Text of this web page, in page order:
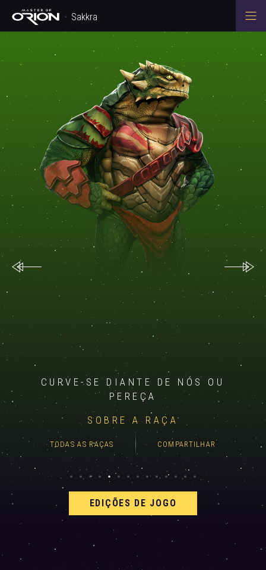
Sakkra
CURVE-SE DIANTE DE NÓS OU
PEREÇA
SOBRE A RAÇA
TODAS AS RAÇAS COMPARTILHAR
EDIÇÕES DE JOGO